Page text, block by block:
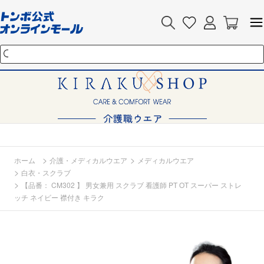
ホーム > 介護・メディカルウエア > メディカルウエア
> 白衣・スクラブ
>
【品番： CM302 】 男女兼用 スクラブ 看護師 PT OT スーパー ストレ
ッチ ネイビー 襟付き キラク